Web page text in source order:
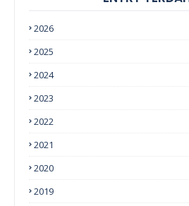
2026
2025
2024
2023
2022
2021
2020
2019